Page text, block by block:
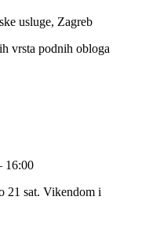
vrsta podnih obloga
16:00
21 sat. Vikendom i